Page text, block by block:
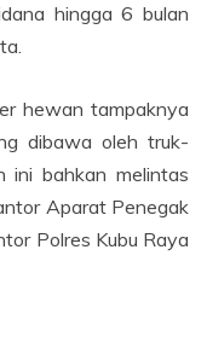
hingga 6 bulan
hewan tampaknya
dibawa oleh truk-
ini bahkan melintas
Aparat Penegak
Polres Kubu Raya